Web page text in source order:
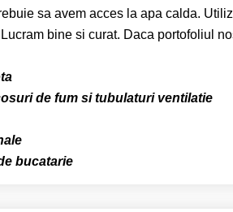
sa avem acces la apa calda.
bine si curat. Daca portofoliul
de fum si tubulaturi ventilatie
bucatarie